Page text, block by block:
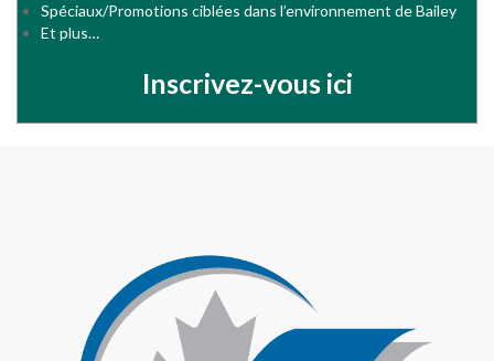
Spéciaux/Promotions ciblées dans l’environnement de Bailey
Et plus…
Inscrivez-vous ici